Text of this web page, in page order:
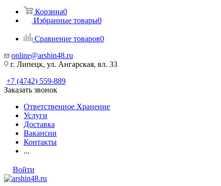
Корзина0
Избранные товары0
Сравнение товаров0
online@arshin48.ru
г. Липецк, ул. Ангарская, вл. 33
+7 (4742) 559-889
Заказать звонок
Ответственное Хранение
Услуги
Доставка
Вакансии
Контакты
...
Войти